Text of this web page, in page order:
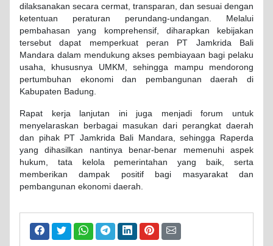
dilaksanakan secara cermat, transparan, dan sesuai dengan
ketentuan peraturan perundang-undangan. Melalui
pembahasan yang komprehensif, diharapkan kebijakan
tersebut dapat memperkuat peran PT Jamkrida Bali
Mandara dalam mendukung akses pembiayaan bagi pelaku
usaha, khususnya UMKM, sehingga mampu mendorong
pertumbuhan ekonomi dan pembangunan daerah di
Kabupaten Badung.
Rapat kerja lanjutan ini juga menjadi forum untuk
menyelaraskan berbagai masukan dari perangkat daerah
dan pihak PT Jamkrida Bali Mandara, sehingga Raperda
yang dihasilkan nantinya benar-benar memenuhi aspek
hukum, tata kelola pemerintahan yang baik, serta
memberikan dampak positif bagi masyarakat dan
pembangunan ekonomi daerah.